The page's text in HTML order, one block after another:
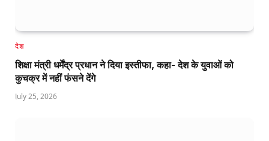
देश
शिक्षा मंत्री धर्मेंद्र प्रधान ने दिया इस्तीफा, कहा- देश के युवाओं को
कुचक्र में नहीं फंसने देंगे
July 25, 2026